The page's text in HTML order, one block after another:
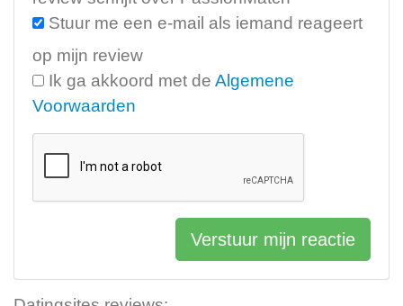
Stuur me een e-mail als iemand reageert
op mijn review
Ik ga akkoord met de Algemene
Voorwaarden
Verstuur mijn reactie